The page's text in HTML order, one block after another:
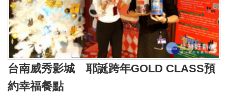
台南威秀影城 耶誕跨年GOLD CLASS預
約幸福餐點